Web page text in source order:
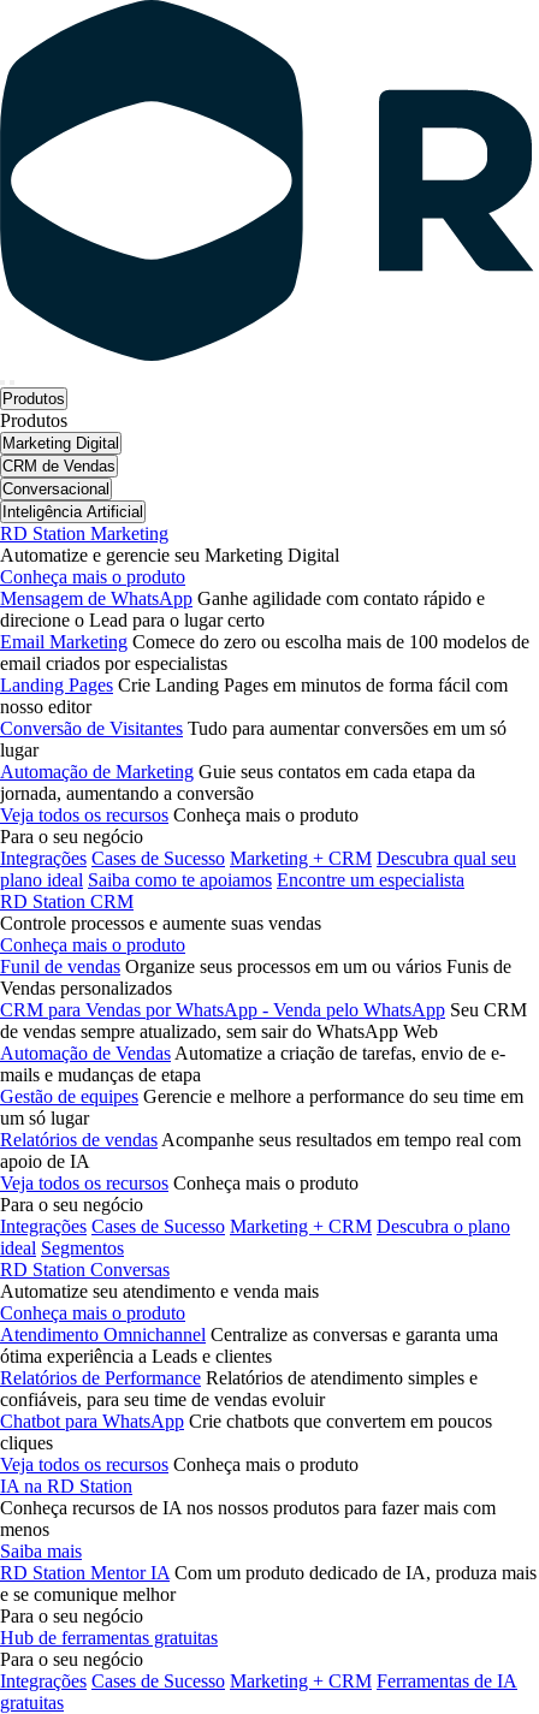
Produtos
Produtos
Marketing Digital
CRM de Vendas
Conversacional
Inteligência Artificial
RD Station Marketing
Automatize e gerencie seu Marketing Digital
Conheça mais o produto
Mensagem de WhatsApp Ganhe agilidade com contato rápido e
direcione o Lead para o lugar certo
Email Marketing Comece do zero ou escolha mais de 100 modelos de
email criados por especialistas
Landing Pages Crie Landing Pages em minutos de forma fácil com
nosso editor
Conversão de Visitantes Tudo para aumentar conversões em um só
lugar
Automação de Marketing Guie seus contatos em cada etapa da
jornada, aumentando a conversão
Veja todos os recursos Conheça mais o produto
Para o seu negócio
Integrações Cases de Sucesso Marketing + CRM Descubra qual seu
plano ideal Saiba como te apoiamos Encontre um especialista
RD Station CRM
Controle processos e aumente suas vendas
Conheça mais o produto
Funil de vendas Organize seus processos em um ou vários Funis de
Vendas personalizados
CRM para Vendas por WhatsApp - Venda pelo WhatsApp Seu CRM
de vendas sempre atualizado, sem sair do WhatsApp Web
Automação de Vendas Automatize a criação de tarefas, envio de e-
mails e mudanças de etapa
Gestão de equipes Gerencie e melhore a performance do seu time em
um só lugar
Relatórios de vendas Acompanhe seus resultados em tempo real com
apoio de IA
Veja todos os recursos Conheça mais o produto
Para o seu negócio
Integrações Cases de Sucesso Marketing + CRM Descubra o plano
ideal Segmentos
RD Station Conversas
Automatize seu atendimento e venda mais
Conheça mais o produto
Atendimento Omnichannel Centralize as conversas e garanta uma
ótima experiência a Leads e clientes
Relatórios de Performance Relatórios de atendimento simples e
confiáveis, para seu time de vendas evoluir
Chatbot para WhatsApp Crie chatbots que convertem em poucos
cliques
Veja todos os recursos Conheça mais o produto
IA na RD Station
Conheça recursos de IA nos nossos produtos para fazer mais com
menos
Saiba mais
RD Station Mentor IA Com um produto dedicado de IA, produza mais
e se comunique melhor
Para o seu negócio
Hub de ferramentas gratuitas
Para o seu negócio
Integrações Cases de Sucesso Marketing + CRM Ferramentas de IA
gratuitas